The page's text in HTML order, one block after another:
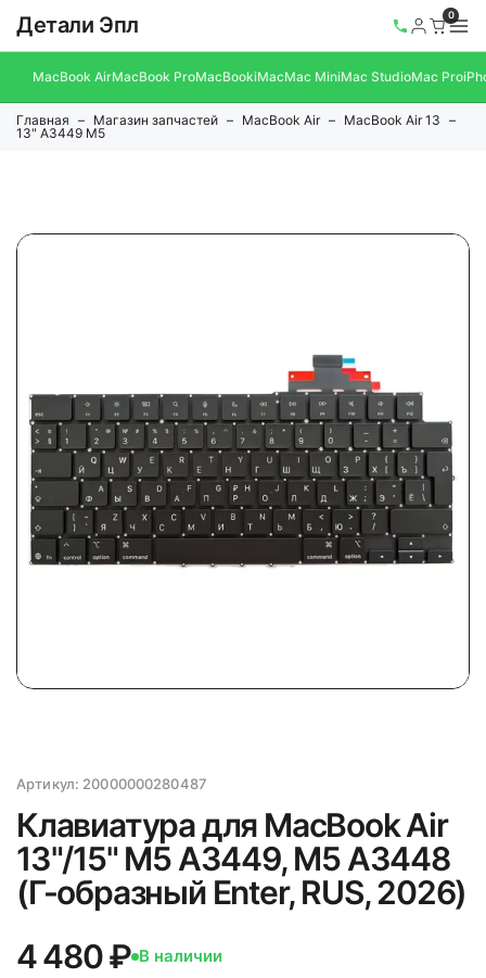
Детали Эпл 0
MacBook AirMacBook ProMacBookiMacMac MiniMac StudioMac Pro
Главная Магазин запчастей MacBook Air
MacBook Air 13
13" A3449 M5
Артикул: 20000000280487
Клавиатура для MacBook Air
13"/15" M5 A3449, M5 A3448
(Г-образный Enter, RUS, 2026)
4 480 ₽ В наличии